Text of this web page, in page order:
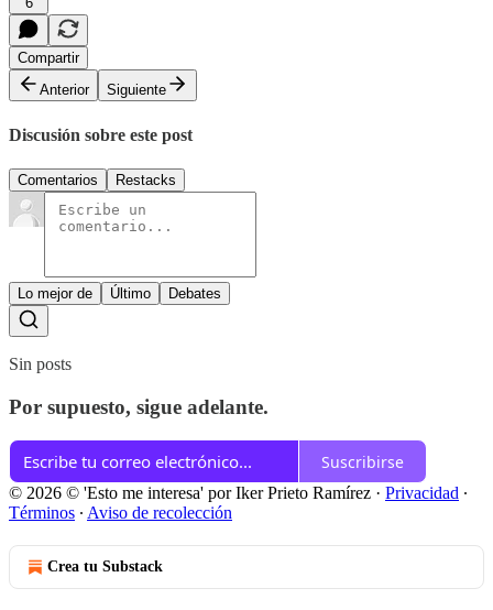
Compartir
Anterior
Siguiente
Discusión sobre este post
Comentarios Restacks
Lo mejor de Último Debates
Sin posts
Por supuesto, sigue adelante.
Suscribirse
© 2026 © 'Esto me interesa' por Iker Prieto Ramírez · Privacidad ∙
Términos ∙ Aviso de recolección
Crea tu Substack